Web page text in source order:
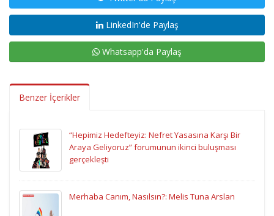
LinkedIn'de Paylaş
Whatsapp'da Paylaş
Benzer İçerikler
“Hepimiz Hedefteyiz: Nefret Yasasına Karşı Bir
Araya Geliyoruz” forumunun ikinci buluşması
gerçekleşti
Merhaba Canım, Nasılsın?: Melis Tuna Arslan